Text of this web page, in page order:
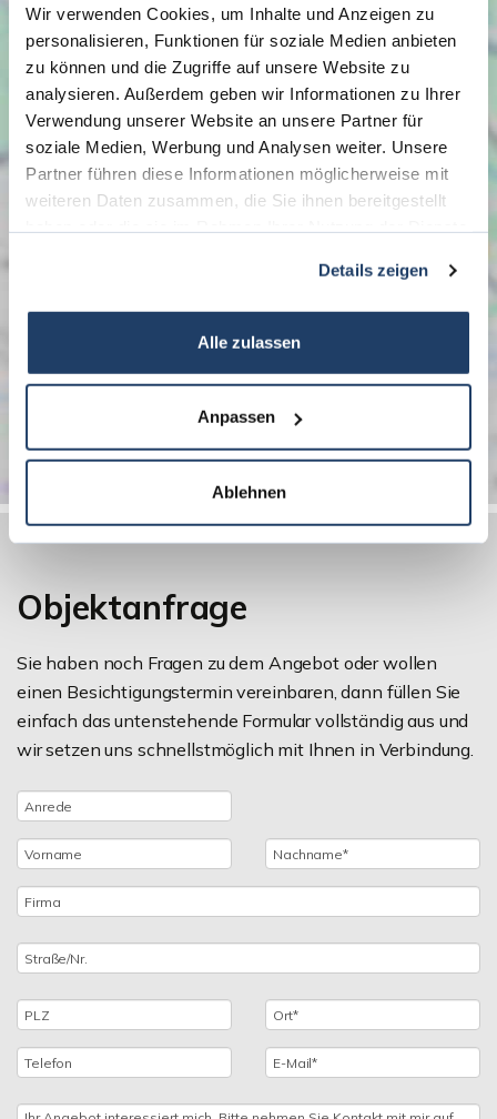
Wir verwenden Cookies, um Inhalte und Anzeigen zu
personalisieren, Funktionen für soziale Medien anbieten
zu können und die Zugriffe auf unsere Website zu
analysieren. Außerdem geben wir Informationen zu Ihrer
Verwendung unserer Website an unsere Partner für
soziale Medien, Werbung und Analysen weiter. Unsere
Partner führen diese Informationen möglicherweise mit
weiteren Daten zusammen, die Sie ihnen bereitgestellt
Details zeigen
Alle zulassen
Anpassen
Ablehnen
Objektanfrage
Sie haben noch Fragen zu dem Angebot oder wollen
einen Besichtigungstermin vereinbaren, dann füllen Sie
einfach das untenstehende Formular vollständig aus und
wir setzen uns schnellstmöglich mit Ihnen in Verbindung.